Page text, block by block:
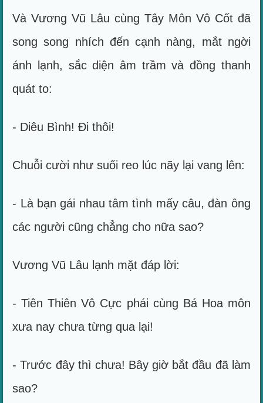
Và Vương Vũ Lâu cùng Tây Môn Vô Cốt đã
song song nhích đến cạnh nàng, mắt ngời
ánh lạnh, sắc diện âm trầm và đồng thanh
quát to:
- Diêu Bình! Đi thôi!
Chuỗi cười như suối reo lúc nãy lại vang lên:
- Là bạn gái nhau tâm tình mấy câu, đàn ông
các người cũng chẳng cho nữa sao?
Vương Vũ Lâu lạnh mặt đáp lời:
- Tiên Thiên Vô Cực phái cùng Bá Hoa môn
xưa nay chưa từng qua lại!
- Trước đây thì chưa! Bây giờ bắt đầu đã làm
sao?